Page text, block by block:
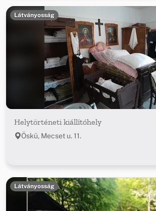
Látványosság
Helytörténeti kiállítóhely
Öskü, Mecset u. 11.
Látványosság